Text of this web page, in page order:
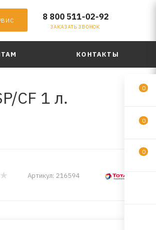
8 800 511-02-92
ЗАКАЗАТЬ ЗВОНОК
КОНТАКТЫ
CF 1 л.
Артикул: 216594
0
0
0